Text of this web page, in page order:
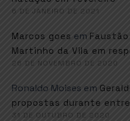
6 DE JANEIRO DE 2021
Marcos goes em
Martinho da Vila em
26 DE NOVEMBRO DE 2020
Ronaldo Moises em
propostas durante
31 DE OUTUBRO DE 2020